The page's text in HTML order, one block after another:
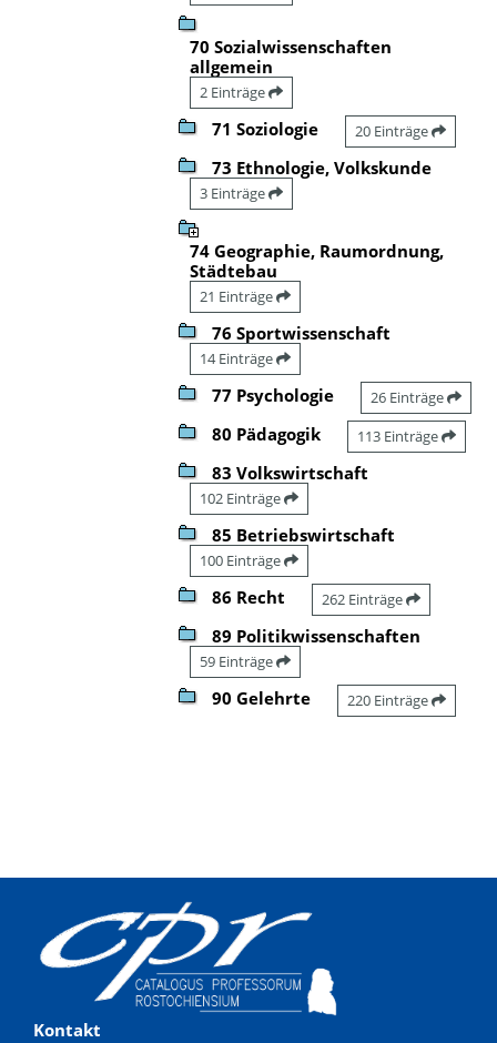
70 Sozialwissenschaften
allgemein
2 Einträge
71 Soziologie 20 Einträge
73 Ethnologie, Volkskunde
3 Einträge
74 Geographie, Raumordnung,
Städtebau
21 Einträge
76 Sportwissenschaft
14 Einträge
77 Psychologie 26 Einträge
80 Pädagogik 113 Einträge
83 Volkswirtschaft
102 Einträge
85 Betriebswirtschaft
100 Einträge
86 Recht 262 Einträge
89 Politikwissenschaften
59 Einträge
90 Gelehrte 220 Einträge
Kontakt